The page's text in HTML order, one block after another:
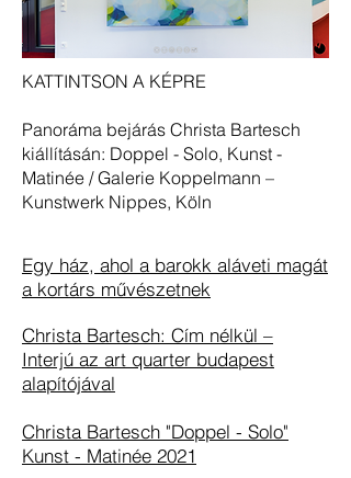
KATTINTSON A KÉPRE
Panoráma bejárás Christa Bartesch
kiállításán: Doppel - Solo, Kunst -
Matinée / Galerie Koppelmann –
Kunstwerk Nippes, Köln
Egy ház, ahol a barokk aláveti magát
a kortárs művészetnek
Christa Bartesch: Cím nélkül –
Interjú az art quarter budapest
alapítójával
Christa Bartesch "Doppel - Solo"
Kunst - Matinée 2021